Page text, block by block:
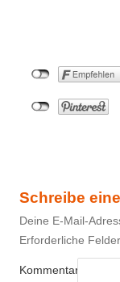
Schreibe
Deine E-Mail-
Erforderliche
Kommentar